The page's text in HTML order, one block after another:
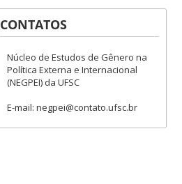
CONTATOS
Núcleo de Estudos de Gênero na
Política Externa e Internacional
(NEGPEI) da UFSC
E-mail: negpei@contato.ufsc.br